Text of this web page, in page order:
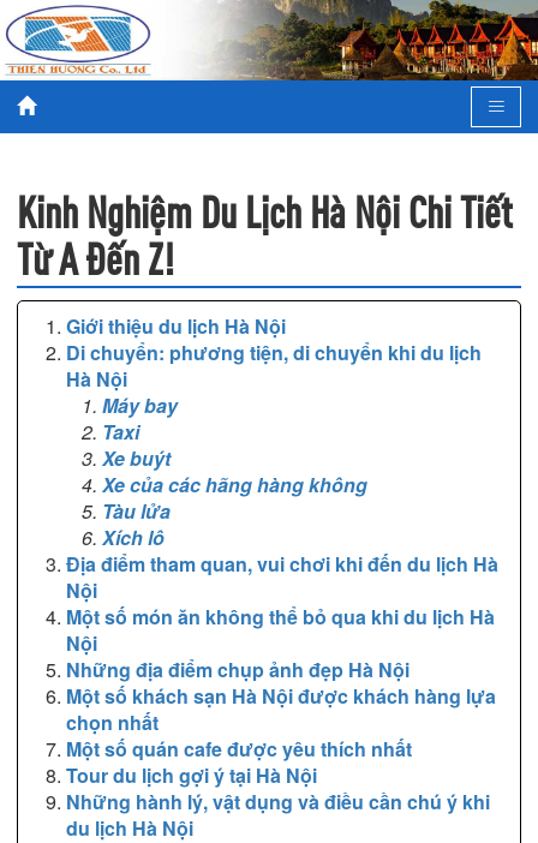
Kinh Nghiệm Du Lịch Hà Nội Chi Tiết
Từ A Đến Z!
Giới thiệu du lịch Hà Nội
Di chuyển: phương tiện, di chuyển khi du lịch
Hà Nội
Máy bay
Taxi
Xe buýt
Xe của các hãng hàng không
Tàu lửa
Xích lô
Địa điểm tham quan, vui chơi khi đến du lịch Hà
Nội
Một số món ăn không thể bỏ qua khi du lịch Hà
Nội
Những địa điểm chụp ảnh đẹp Hà Nội
Một số khách sạn Hà Nội được khách hàng lựa
chọn nhất
Một số quán cafe được yêu thích nhất
Tour du lịch gợi ý tại Hà Nội
Những hành lý, vật dụng và điều cần chú ý khi
du lịch Hà Nội